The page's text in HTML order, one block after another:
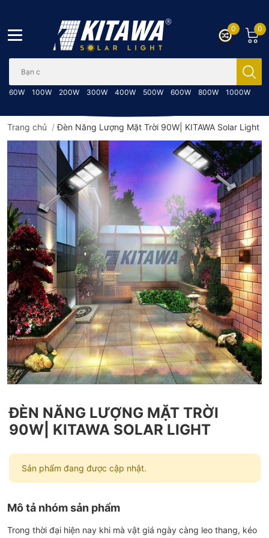
60W 100W 200W 300W 400W 500W 600W 800W 1000W
0
0
Trang chủ /Đèn Năng Lượng Mặt Trời 90W| KITAWA Solar Light
ĐÈN NĂNG LƯỢNG MẶT TRỜI
90W| KITAWA SOLAR LIGHT
Sản phẩm đang được cập nhật.
Mô tả nhóm sản phẩm
Trong thời đại hiện nay khi mà vật giá ngày càng leo thang, kéo